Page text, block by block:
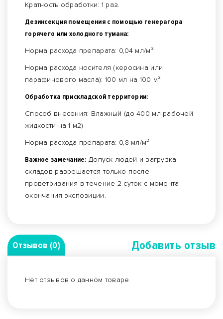
Кратность обработки: 1 раз.
Дезинсекция помещения с помощью генератора
горячего или холодного тумана:
Норма расхода препарата: 0,04 мл/м³
Норма расхода носителя (керосина или
парафинового масла): 100 мл на 100 м³
Обработка прискладской территории:
Способ внесения: Влажный (до 400 мл рабочей
жидкости на 1 м2)
Норма расхода препарата: 0,8 мл/м²
Важное замечание: Допуск людей и загрузка
складов разрешается только после
проветривания в течение 2 суток с момента
окончания экспозиции.
Отзывов (0) Добавить отзыв
Нет отзывов о данном товаре.